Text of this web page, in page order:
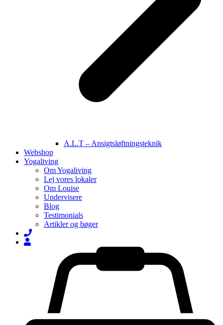
A.L.T – Ansigtsløftningsteknik
Webshop
Yogaliving
Om Yogaliving
Lej vores lokaler
Om Louise
Undervisere
Blog
Testimonials
Artikler og bøger